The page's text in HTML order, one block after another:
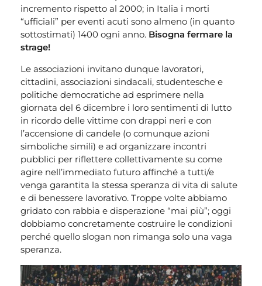
incremento rispetto al 2000; in Italia i morti
“ufficiali” per eventi acuti sono almeno (in quanto
sottostimati) 1400 ogni anno. Bisogna fermare la
strage!
Le associazioni invitano dunque lavoratori,
cittadini, associazioni sindacali, studentesche e
politiche democratiche ad esprimere nella
giornata del 6 dicembre i loro sentimenti di lutto
in ricordo delle vittime con drappi neri e con
l’accensione di candele (o comunque azioni
simboliche simili) e ad organizzare incontri
pubblici per riflettere collettivamente su come
agire nell’immediato futuro affinché a tutti/e
venga garantita la stessa speranza di vita di salute
e di benessere lavorativo. Troppe volte abbiamo
gridato con rabbia e disperazione “mai più”; oggi
dobbiamo concretamente costruire le condizioni
perché quello slogan non rimanga solo una vaga
speranza.